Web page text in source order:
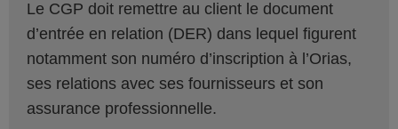
Le CGP doit remettre au client le document
d’entrée en relation (DER) dans lequel figurent
notamment son numéro d’inscription à l’Orias,
ses relations avec ses fournisseurs et son
assurance professionnelle.